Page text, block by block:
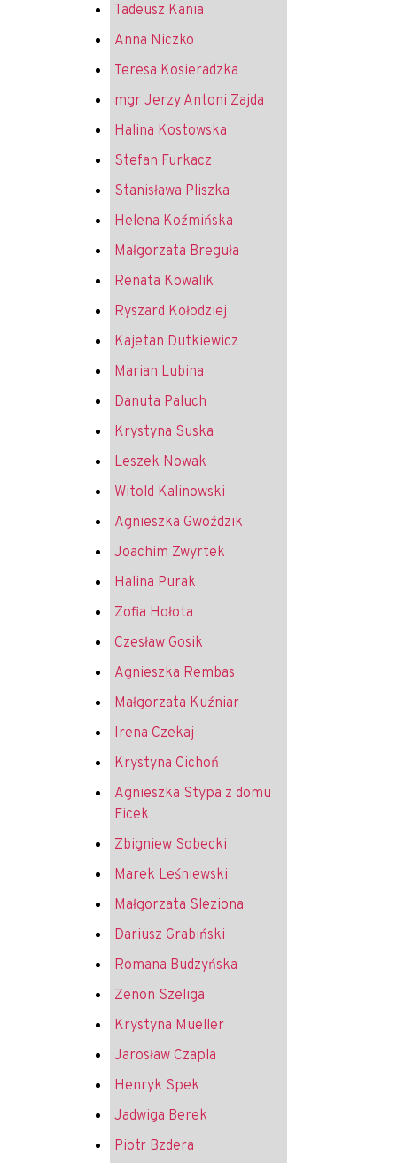
Tadeusz Kania
Anna Niczko
Teresa Kosieradzka
mgr Jerzy Antoni Zajda
Halina Kostowska
Stefan Furkacz
Stanisława Pliszka
Helena Koźmińska
Małgorzata Breguła
Renata Kowalik
Ryszard Kołodziej
Kajetan Dutkiewicz
Marian Lubina
Danuta Paluch
Krystyna Suska
Leszek Nowak
Witold Kalinowski
Agnieszka Gwoździk
Joachim Zwyrtek
Halina Purak
Zofia Hołota
Czesław Gosik
Agnieszka Rembas
Małgorzata Kuźniar
Irena Czekaj
Krystyna Cichoń
Agnieszka Stypa z domu
Ficek
Zbigniew Sobecki
Marek Leśniewski
Małgorzata Sleziona
Dariusz Grabiński
Romana Budzyńska
Zenon Szeliga
Krystyna Mueller
Jarosław Czapla
Henryk Spek
Jadwiga Berek
Piotr Bzdera